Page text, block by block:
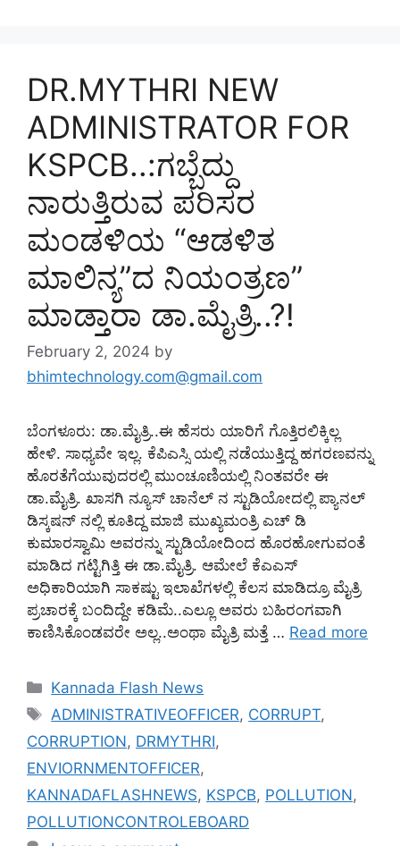
DR.MYTHRI NEW
ADMINISTRATOR FOR
KSPCB..:ಗಬ್ಬೆದ್ದು
ನಾರುತ್ತಿರುವ ಪರಿಸರ
ಮಂಡಳಿಯ “ಆಡಳಿತ
ಮಾಲಿನ್ಯ”ದ ನಿಯಂತ್ರಣ”
ಮಾಡ್ತಾರಾ ಡಾ.ಮೈತ್ರಿ..?!
February 2, 2024 by
bhimtechnology.com@gmail.com
ಬೆಂಗಳೂರು: ಡಾ.ಮೈತ್ರಿ..ಈ ಹೆಸರು ಯಾರಿಗೆ ಗೊತ್ತಿರಲಿಕ್ಕಿಲ್ಲ
ಹೇಳಿ. ಸಾಧ್ಯವೇ ಇಲ್ಲ. ಕೆಪಿಎಸ್ಸಿ ಯಲ್ಲಿ ನಡೆಯುತ್ತಿದ್ದ ಹಗರಣವನ್ನು
ಹೊರತೆಗೆಯುವುದರಲ್ಲಿ ಮುಂಚೂಣಿಯಲ್ಲಿ ನಿಂತವರೇ ಈ
ಡಾ.ಮೈತ್ರಿ. ಖಾಸಗಿ ನ್ಯೂಸ್ ಚಾನೆಲ್ ನ ಸ್ಟುಡಿಯೋದಲ್ಲಿ ಪ್ಯಾನಲ್
ಡಿಸ್ಕಷನ್ ನಲ್ಲಿ ಕೂತಿದ್ದ ಮಾಜಿ ಮುಖ್ಯಮಂತ್ರಿ ಎಚ್ ಡಿ
ಕುಮಾರಸ್ವಾಮಿ ಅವರನ್ನು ಸ್ಟುಡಿಯೋದಿಂದ ಹೊರಹೋಗುವಂತೆ
ಮಾಡಿದ ಗಟ್ಟಿಗಿತ್ತಿ ಈ ಡಾ.ಮೈತ್ರಿ. ಆಮೇಲೆ ಕೆಎಎಸ್
ಅಧಿಕಾರಿಯಾಗಿ ಸಾಕಷ್ಟು ಇಲಾಖೆಗಳಲ್ಲಿ ಕೆಲಸ ಮಾಡಿದ್ರೂ ಮೈತ್ರಿ
ಪ್ರಚಾರಕ್ಕೆ ಬಂದಿದ್ದೇ ಕಡಿಮೆ..ಎಲ್ಲೂ ಅವರು ಬಹಿರಂಗವಾಗಿ
ಕಾಣಿಸಿಕೊಂಡವರೇ ಅಲ್ಲ..ಅಂಥಾ ಮೈತ್ರಿ ಮತ್ತೆ … Read more
Categories
Kannada Flash News
Tags
ADMINISTRATIVEOFFICER, CORRUPT,
CORRUPTION, DRMYTHRI,
ENVIORNMENTOFFICER,
KANNADAFLASHNEWS, KSPCB, POLLUTION,
POLLUTIONCONTROLEBOARD